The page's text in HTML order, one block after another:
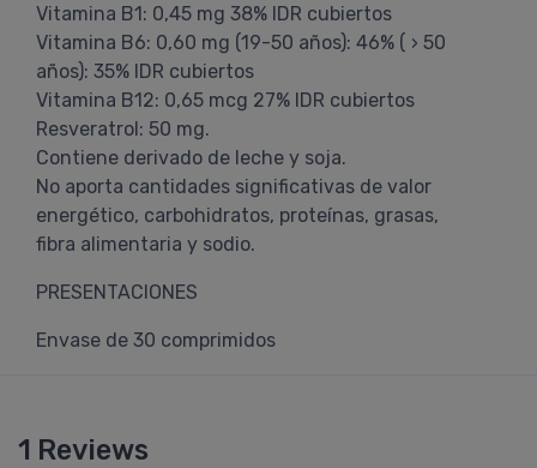
Vitamina B1: 0,45 mg 38% IDR cubiertos
Vitamina B6: 0,60 mg (19-50 años): 46% ( › 50
años): 35% IDR cubiertos
Vitamina B12: 0,65 mcg 27% IDR cubiertos
Resveratrol: 50 mg.
Contiene derivado de leche y soja.
No aporta cantidades significativas de valor
energético, carbohidratos, proteínas, grasas,
fibra alimentaria y sodio.
PRESENTACIONES
Envase de 30 comprimidos
1 Reviews